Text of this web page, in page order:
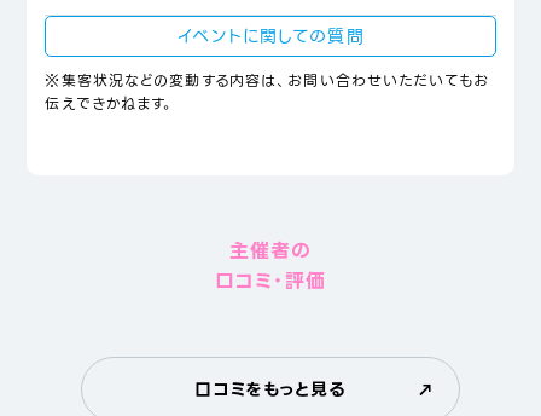
イベントに関しての質問
※集客状況などの変動する内容は、お問い合わせいただいてもお
伝えできかねます。
主催者の
口コミ・評価
口コミをもっと見る